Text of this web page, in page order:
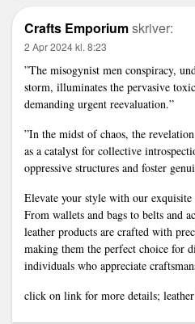
Crafts Emporiumskriver:
2 Apr 2024 kl. 8:23
”The misogynist men conspiracy,
storm, illuminates the pervasive
demanding urgent reevaluation.”
”In the midst of chaos, the
as a catalyst for collective
oppressive structures and foster
Elevate your style with our
From wallets and bags to belts and
leather products are crafted with
making them the perfect choice for
individuals who appreciate
click on link for more details;